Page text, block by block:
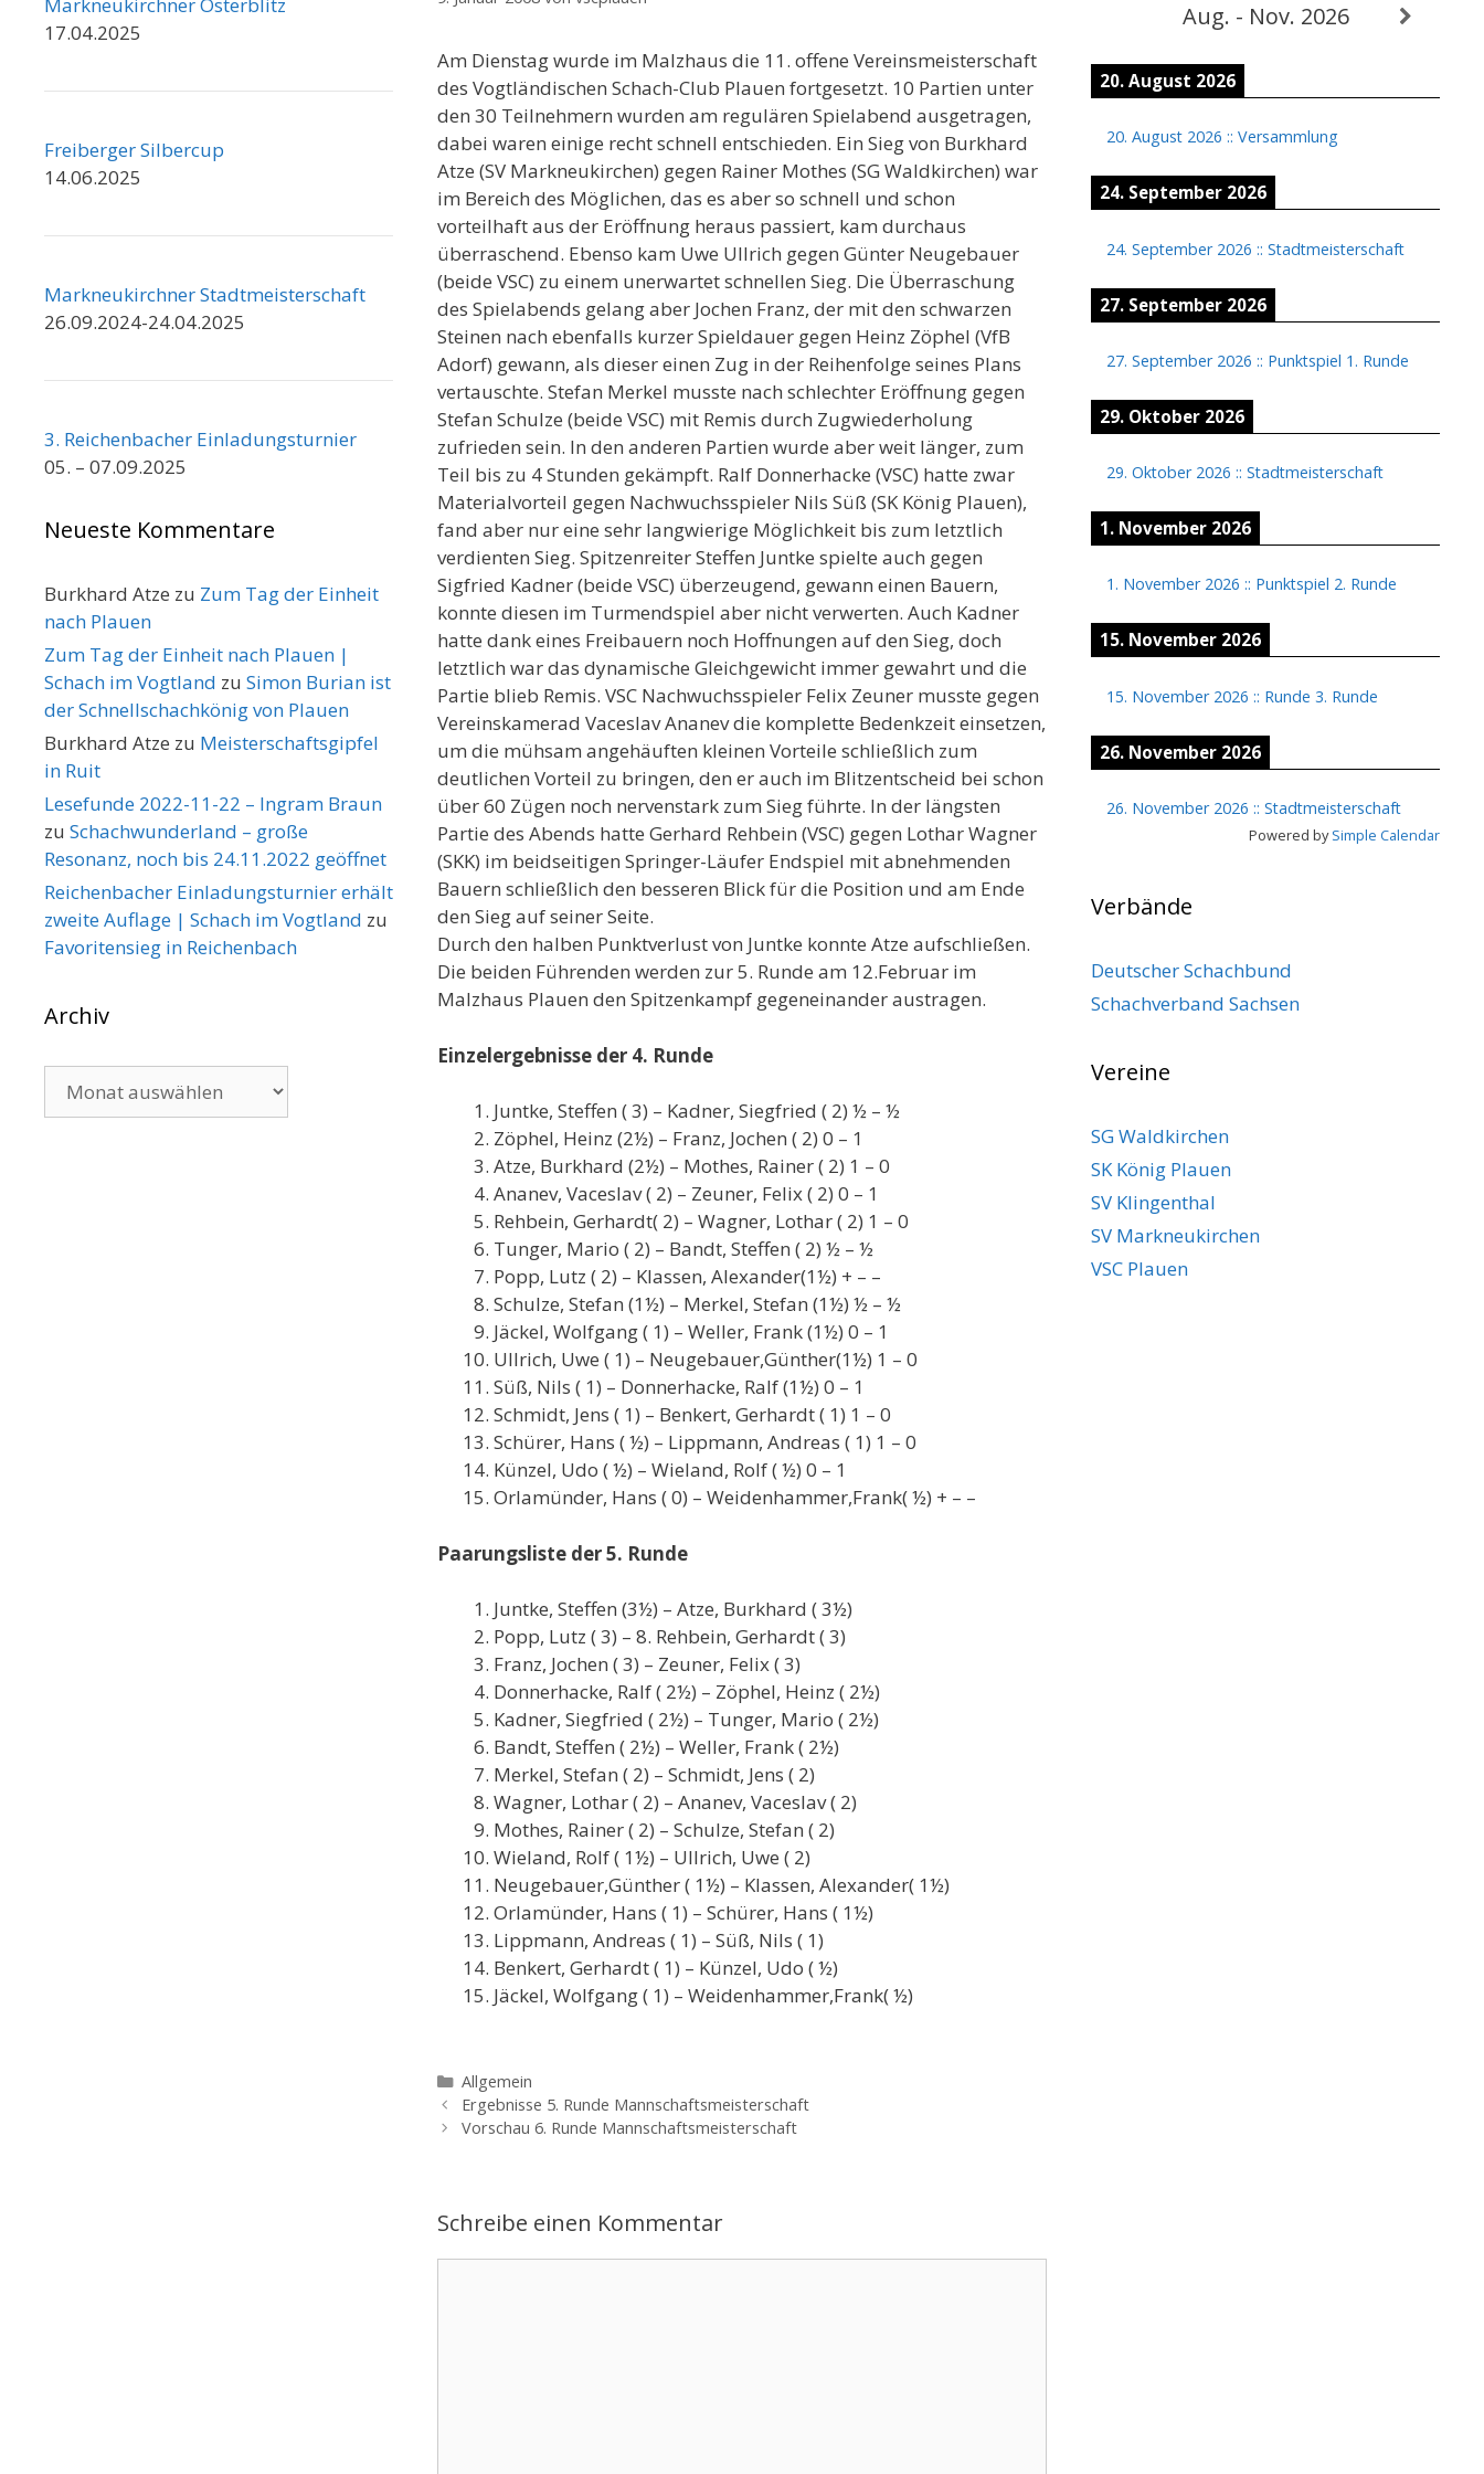
Am Dienstag wurde im Malzhaus die 11. offene Vereinsmeisterschaft
des Vogtländischen Schach-Club Plauen fortgesetzt. 10 Partien unter
den 30 Teilnehmern wurden am regulären Spielabend ausgetragen,
dabei waren einige recht schnell entschieden. Ein Sieg von Burkhard
Atze (SV Markneukirchen) gegen Rainer Mothes (SG Waldkirchen) war
im Bereich des Möglichen, das es aber so schnell und schon
vorteilhaft aus der Eröffnung heraus passiert, kam durchaus
überraschend. Ebenso kam Uwe Ullrich gegen Günter Neugebauer
(beide VSC) zu einem unerwartet schnellen Sieg. Die Überraschung
des Spielabends gelang aber Jochen Franz, der mit den schwarzen
Steinen nach ebenfalls kurzer Spieldauer gegen Heinz Zöphel (VfB
Adorf) gewann, als dieser einen Zug in der Reihenfolge seines Plans
vertauschte. Stefan Merkel musste nach schlechter Eröffnung gegen
Stefan Schulze (beide VSC) mit Remis durch Zugwiederholung
zufrieden sein. In den anderen Partien wurde aber weit länger, zum
Teil bis zu 4 Stunden gekämpft. Ralf Donnerhacke (VSC) hatte zwar
Materialvorteil gegen Nachwuchsspieler Nils Süß (SK König Plauen),
fand aber nur eine sehr langwierige Möglichkeit bis zum letztlich
verdienten Sieg. Spitzenreiter Steffen Juntke spielte auch gegen
Sigfried Kadner (beide VSC) überzeugend, gewann einen Bauern,
konnte diesen im Turmendspiel aber nicht verwerten. Auch Kadner
hatte dank eines Freibauern noch Hoffnungen auf den Sieg, doch
letztlich war das dynamische Gleichgewicht immer gewahrt und die
Partie blieb Remis. VSC Nachwuchsspieler Felix Zeuner musste gegen
Vereinskamerad Vaceslav Ananev die komplette Bedenkzeit einsetzen,
um die mühsam angehäuften kleinen Vorteile schließlich zum
deutlichen Vorteil zu bringen, den er auch im Blitzentscheid bei schon
über 60 Zügen noch nervenstark zum Sieg führte. In der längsten
Partie des Abends hatte Gerhard Rehbein (VSC) gegen Lothar Wagner
(SKK) im beidseitigen Springer-Läufer Endspiel mit abnehmenden
Bauern schließlich den besseren Blick für die Position und am Ende
den Sieg auf seiner Seite.
Durch den halben Punktverlust von Juntke konnte Atze aufschließen.
Die beiden Führenden werden zur 5. Runde am 12.Februar im
Malzhaus Plauen den Spitzenkampf gegeneinander austragen.
Einzelergebnisse der 4. Runde
Juntke, Steffen ( 3) – Kadner, Siegfried ( 2) ½ – ½
Zöphel, Heinz (2½) – Franz, Jochen ( 2) 0 – 1
Atze, Burkhard (2½) – Mothes, Rainer ( 2) 1 – 0
Ananev, Vaceslav ( 2) – Zeuner, Felix ( 2) 0 – 1
Rehbein, Gerhardt( 2) – Wagner, Lothar ( 2) 1 – 0
Tunger, Mario ( 2) – Bandt, Steffen ( 2) ½ – ½
Popp, Lutz ( 2) – Klassen, Alexander(1½) + – –
Schulze, Stefan (1½) – Merkel, Stefan (1½) ½ – ½
Jäckel, Wolfgang ( 1) – Weller, Frank (1½) 0 – 1
Ullrich, Uwe ( 1) – Neugebauer,Günther(1½) 1 – 0
Süß, Nils ( 1) – Donnerhacke, Ralf (1½) 0 – 1
Schmidt, Jens ( 1) – Benkert, Gerhardt ( 1) 1 – 0
Schürer, Hans ( ½) – Lippmann, Andreas ( 1) 1 – 0
Künzel, Udo ( ½) – Wieland, Rolf ( ½) 0 – 1
Orlamünder, Hans ( 0) – Weidenhammer,Frank( ½) + – –
Paarungsliste der 5. Runde
Juntke, Steffen (3½) – Atze, Burkhard ( 3½)
Popp, Lutz ( 3) – 8. Rehbein, Gerhardt ( 3)
Franz, Jochen ( 3) – Zeuner, Felix ( 3)
Donnerhacke, Ralf ( 2½) – Zöphel, Heinz ( 2½)
Kadner, Siegfried ( 2½) – Tunger, Mario ( 2½)
Bandt, Steffen ( 2½) – Weller, Frank ( 2½)
Merkel, Stefan ( 2) – Schmidt, Jens ( 2)
Wagner, Lothar ( 2) – Ananev, Vaceslav ( 2)
Mothes, Rainer ( 2) – Schulze, Stefan ( 2)
Wieland, Rolf ( 1½) – Ullrich, Uwe ( 2)
Neugebauer,Günther ( 1½) – Klassen, Alexander( 1½)
Orlamünder, Hans ( 1) – Schürer, Hans ( 1½)
Lippmann, Andreas ( 1) – Süß, Nils ( 1)
Benkert, Gerhardt ( 1) – Künzel, Udo ( ½)
Jäckel, Wolfgang ( 1) – Weidenhammer,Frank( ½)
Kategorien
Allgemein
Ergebnisse 5. Runde Mannschaftsmeisterschaft
Vorschau 6. Runde Mannschaftsmeisterschaft
Schreibe einen Kommentar
17.04.2025
Freiberger Silbercup
14.06.2025
Markneukirchner Stadtmeisterschaft
26.09.2024-24.04.2025
3. Reichenbacher Einladungsturnier
05. – 07.09.2025
Neueste Kommentare
Burkhard Atze zu Zum Tag der Einheit
nach Plauen
Zum Tag der Einheit nach Plauen |
Schach im Vogtland zu Simon Burian ist
der Schnellschachkönig von Plauen
Burkhard Atze zu Meisterschaftsgipfel
in Ruit
Lesefunde 2022-11-22 – Ingram Braun
zu Schachwunderland – große
Resonanz, noch bis 24.11.2022 geöffnet
Reichenbacher Einladungsturnier erhält
zweite Auflage | Schach im Vogtland zu
Favoritensieg in Reichenbach
Archiv
Aug. - Nov. 2026
20. August 2026
20. August 2026 :: Versammlung
24. September 2026
24. September 2026 :: Stadtmeisterschaft
27. September 2026
27. September 2026 :: Punktspiel 1. Runde
29. Oktober 2026
29. Oktober 2026 :: Stadtmeisterschaft
1. November 2026
1. November 2026 :: Punktspiel 2. Runde
15. November 2026
15. November 2026 :: Runde 3. Runde
26. November 2026
26. November 2026 :: Stadtmeisterschaft
Powered bySimple Calendar
Verbände
Deutscher Schachbund
Schachverband Sachsen
Vereine
SG Waldkirchen
SK König Plauen
SV Klingenthal
SV Markneukirchen
VSC Plauen